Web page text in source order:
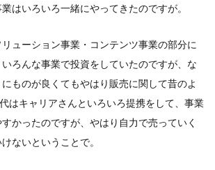
はいろいろ一緒にやってきたのですが。
ューション事業・コンテンツ事業の部分に
ろんな事業で投資をしていたのですが、な
ものが良くてもやはり販売に関して昔のよ
はキャリアさんといろいろ提携をして、事業
かったのですが、やはり自力で売っていく
ないということで。